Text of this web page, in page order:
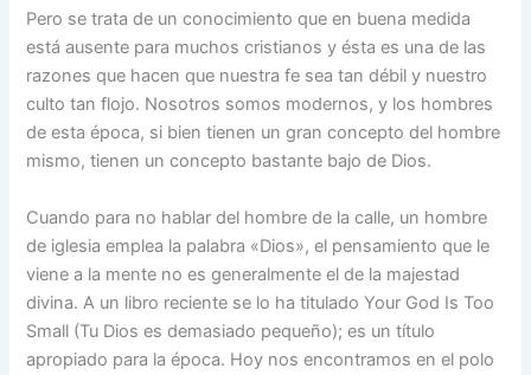
Pero se trata de un conocimiento que en buena medida
está ausente para muchos cristianos y ésta es una de las
razones que hacen que nuestra fe sea tan débil y nuestro
culto tan flojo. Nosotros somos modernos, y los hombres
de esta época, si bien tienen un gran concepto del hombre
mismo, tienen un concepto bastante bajo de Dios.
Cuando para no hablar del hombre de la calle, un hombre
de iglesia emplea la palabra «Dios», el pensamiento que le
viene a la mente no es generalmente el de la majestad
divina. A un libro reciente se lo ha titulado Your God Is Too
Small (Tu Dios es demasiado pequeño); es un título
apropiado para la época. Hoy nos encontramos en el polo